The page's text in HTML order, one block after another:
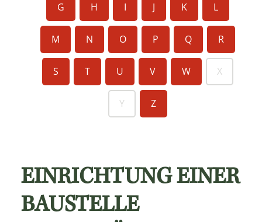
G H I J K L
M N O P Q R
S T U V W X
Y Z
EINRICHTUNG EINER
BAUSTELLE